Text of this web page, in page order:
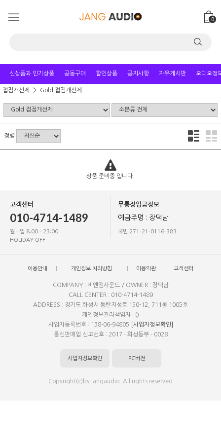
0
신상품과 인기상품 공동구매 할인상품 공지사항 자유게시판 오디오정
접점개선제 Gold 접점개선제
정렬
상품 준비중 입니다.
고객센터
010-4714-1489
월 - 일 8:00 - 23:00
HOLIDAY OFF
무통장입금정보
예금주명 : 장덕남
국민 271-21-0116-383
이용안내 개인정보 처리방침 이용약관 고객센터
COMPANY : 비앤엠사운드 / OWNER : 장덕남
CALL CENTER : 010-4714-1489
ADDRESS : 경기도 화성시 동탄지성로 150-12, 711동 1005호
개인정보관리책임자 : ()
사업자등록번호 : 138-06-94805
[사업자정보확인]
통신판매업 신고번호 : 2017 - 화성동부 - 0028
사업자정보확인 PC버전
Copyright(c)by jangaudio. All rights reserved